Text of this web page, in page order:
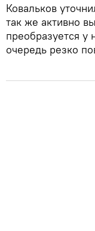
Ковальков
так же активно
преобразуется у
очередь резко